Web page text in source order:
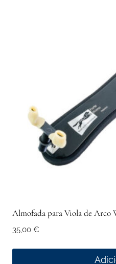
Almofada para Viola de Arco
35,00 €